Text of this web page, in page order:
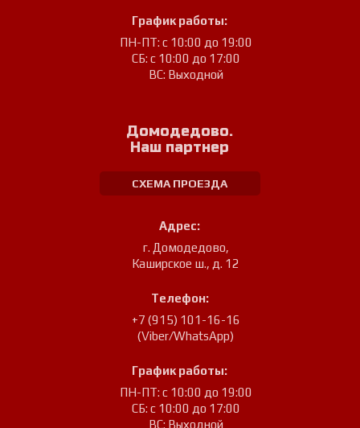
График работы:
ПН-ПТ: с 10:00 до 19:00
СБ: с 10:00 до 17:00
ВС: Выходной
Домодедово.
Наш партнер
СХЕМА ПРОЕЗДА
Адрес:
г. Домодедово,
Каширское ш., д. 12
Телефон:
+7 (915) 101-16-16
(Viber/WhatsApp)
График работы:
ПН-ПТ: с 10:00 до 19:00
СБ: с 10:00 до 17:00
ВС: Выходной